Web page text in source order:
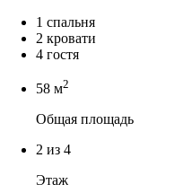
1 спальня
2 кровати
4 гостя
58 м2
Общая площадь
2 из 4
Этаж